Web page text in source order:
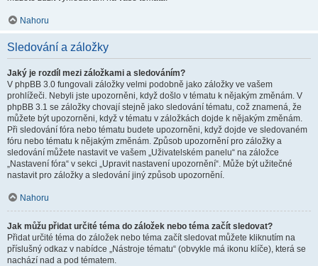
Nahoru
Sledování a záložky
Jaký je rozdíl mezi záložkami a sledováním?
V phpBB 3.0 fungovali záložky velmi podobně jako záložky ve vašem
prohlížeči. Nebyli jste upozorněni, když došlo v tématu k nějakým změnám. V
phpBB 3.1 se záložky chovají stejně jako sledování tématu, což znamená, že
můžete být upozorněni, když v tématu v záložkách dojde k nějakým změnám.
Při sledování fóra nebo tématu budete upozorněni, když dojde ve sledovaném
fóru nebo tématu k nějakým změnám. Způsob upozornění pro záložky a
sledování můžete nastavit ve vašem „Uživatelském panelu“ na záložce
„Nastavení fóra“ v sekci „Upravit nastavení upozornění“. Může být užitečné
nastavit pro záložky a sledování jiný způsob upozornění.
Nahoru
Jak můžu přidat určité téma do záložek nebo téma začít sledovat?
Přidat určité téma do záložek nebo téma začít sledovat můžete kliknutím na
příslušný odkaz v nabídce „Nástroje tématu“ (obvykle má ikonu klíče), která se
nachází nad a pod tématem.